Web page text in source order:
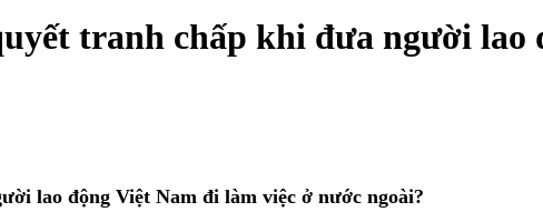
tranh chấp khi đưa người lao
lao động Việt Nam đi làm việc ở nước ngoài?